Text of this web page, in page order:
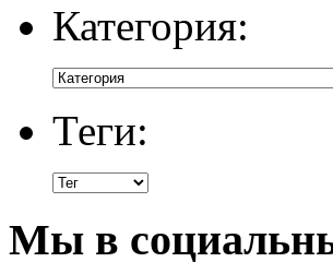
Категория:
Теги:
Мы в